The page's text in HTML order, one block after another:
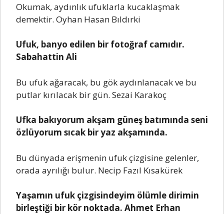
Okumak, aydınlık ufuklarla kucaklaşmak
demektir. Oyhan Hasan Bıldırki
Ufuk, banyo edilen bir fotoğraf camıdır.
Sabahattin Ali
Bu ufuk ağaracak, bu gök aydınlanacak ve bu
putlar kırılacak bir gün. Sezai Karakoç
Ufka bakıyorum akşam güneş batımında seni
özlüyorum sıcak bir yaz akşamında.
Bu dünyada erişmenin ufuk çizgisine gelenler,
orada ayrılığı bulur. Necip Fazıl Kısakürek
Yaşamın ufuk çizgisindeyim ölümle dirimin
birleştiği bir kör noktada. Ahmet Erhan